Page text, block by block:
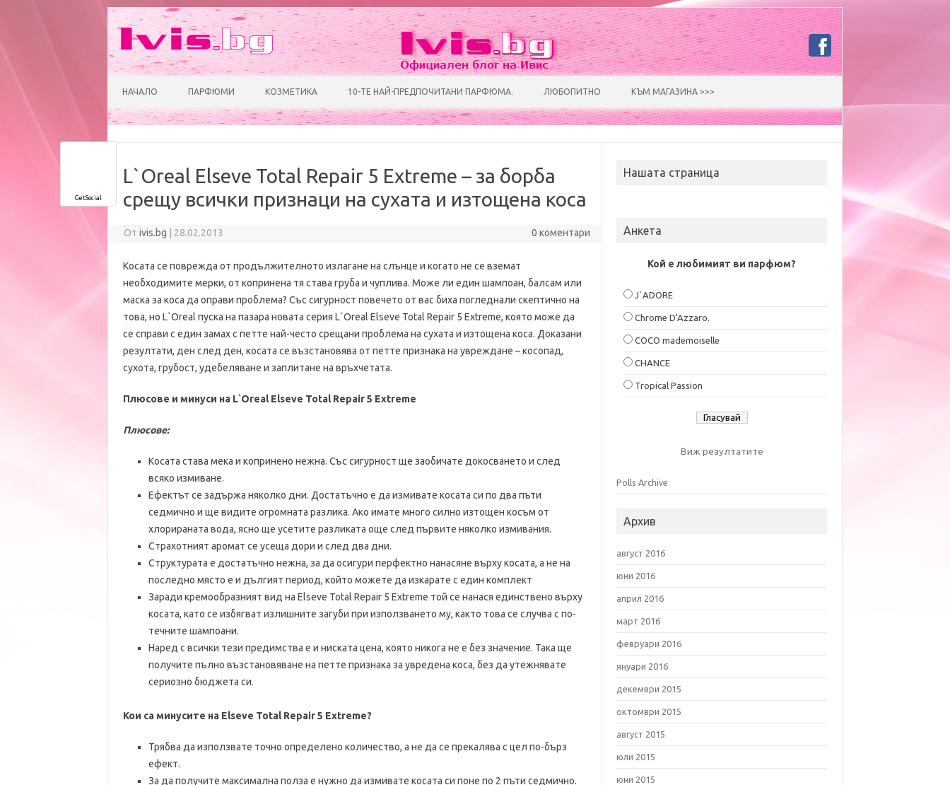
НАЧАЛО ПАРФЮМИ КОЗМЕТИКА 10-ТЕ НАЙ-ПРЕДПОЧИТАНИ ПАРФЮМА. ЛЮБОПИТНО КЪМ МАГАЗИНА >>>
L`Oreal Elseve Total Repair 5 Extreme – за борба
срещу всички признаци на сухата и изтощена коса
Отivis.bg 28.02.2013 0 коментари
Косата се поврежда от продължителното излагане на слънце и когато не се вземат
необходимите мерки, от копринена тя става груба и чуплива. Може ли един шампоан, балсам или
маска за коса да оправи проблема? Със сигурност повечето от вас биха погледнали скептично на
това, но L`Oreal пуска на пазара новата серия L`Oreal Elseve Total Repair 5 Extreme, която може да
се справи с един замах с петте най-често срещани проблема на сухата и изтощена коса. Доказани
резултати, ден след ден, косата се възстановява от петте признака на увреждане – косопад,
сухота, грубост, удебеляване и заплитане на връхчетата.
Плюсове и минуси на L`Oreal Elseve Total Repair 5 Extreme
Плюсове:
Косата става мека и копринено нежна. Със сигурност ще заобичате докосването и след
всяко измиване.
Ефектът се задържа няколко дни. Достатъчно е да измивате косата си по два пъти
седмично и ще видите огромната разлика. Ако имате много силно изтощен косъм от
хлорираната вода, ясно ще усетите разликата още след първите няколко измивания.
Страхотният аромат се усеща дори и след два дни.
Структурата е достатъчно нежна, за да осигури перфектно нанасяне върху косата, а не на
последно място е и дългият период, който можете да изкарате с един комплект
Заради кремообразният вид на Elseve Total Repair 5 Extreme той се нанася единствено върху
косата, като се избягват излишните загуби при използването му, както това се случва с по-
течните шампоани.
Наред с всички тези предимства е и ниската цена, която никога не е без значение. Така ще
получите пълно възстановяване на петте признака за увредена коса, без да утежнявате
сериозно бюджета си.
Кои са минусите на Elseve Total Repair 5 Extreme?
Трябва да използвате точно определено количество, а не да се прекалява с цел по-бърз
ефект.
За да получите максимална полза е нужно да измивате косата си поне по 2 пъти седмично.
Нашата страница
Анкета
Кой е любимият ви парфюм?
J`ADORE
Chrome D'Azzaro.
COCO mademoiselle
CHANCE
Tropical Passion
Виж резултатите
Polls Archive
Архив
август 2016
юни 2016
април 2016
март 2016
февруари 2016
януари 2016
декември 2015
октомври 2015
август 2015
юли 2015
юни 2015
GetSocial